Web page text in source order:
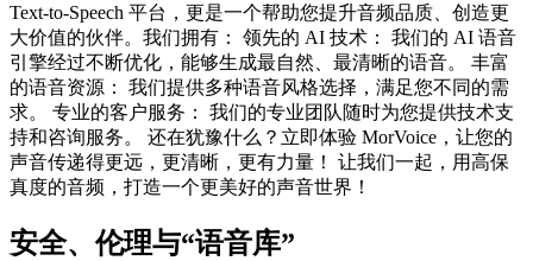
Text-to-Speech 平台，更是一个帮助您提升音频品质、创造更
大价值的伙伴。我们拥有： 领先的 AI 技术： 我们的 AI 语音
引擎经过不断优化，能够生成最自然、最清晰的语音。 丰富
的语音资源： 我们提供多种语音风格选择，满足您不同的需
求。 专业的客户服务： 我们的专业团队随时为您提供技术支
持和咨询服务。 还在犹豫什么？立即体验 MorVoice，让您的
声音传递得更远，更清晰，更有力量！ 让我们一起，用高保
真度的音频，打造一个更美好的声音世界！
安全、伦理与“语音库”